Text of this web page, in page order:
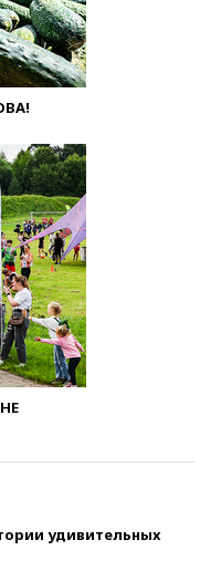
удивительных